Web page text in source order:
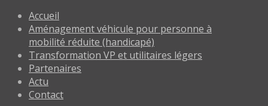
Accueil
Aménagement véhicule pour personne à
mobilité réduite (handicapé)
Transformation VP et utilitaires légers
Partenaires
Actu
Contact